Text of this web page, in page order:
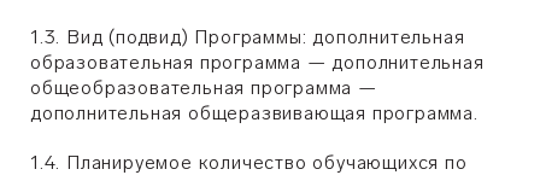
1.3. Вид (подвид) Программы: дополнительная
образовательная программа — дополнительная
общеобразовательная программа —
дополнительная общеразвивающая программа.
1.4. Планируемое количество обучающихся по